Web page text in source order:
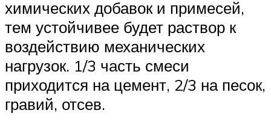
химических добавок и примесей,
тем устойчивее будет раствор к
воздействию механических
нагрузок. 1/3 часть смеси
приходится на цемент, 2/3 на песок,
гравий, отсев.